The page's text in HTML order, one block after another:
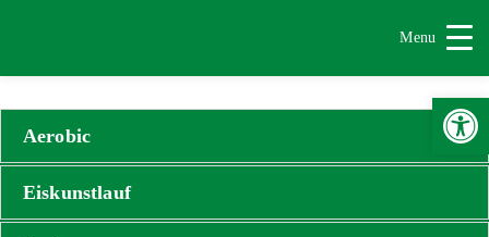
Menu
Aerobic
Eiskunstlauf